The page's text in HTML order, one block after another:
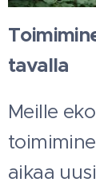
tavalla
Meille
aikaa